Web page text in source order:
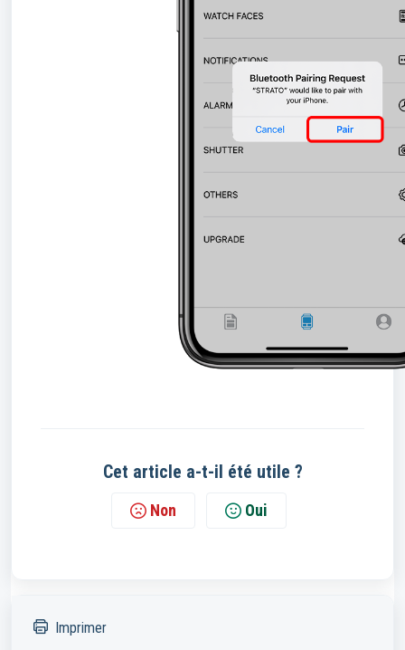
Cet article a-t-il été utile ?
Non Oui
Imprimer